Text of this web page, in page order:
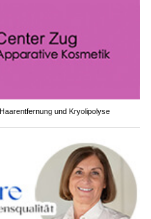
und Kryolipolyse